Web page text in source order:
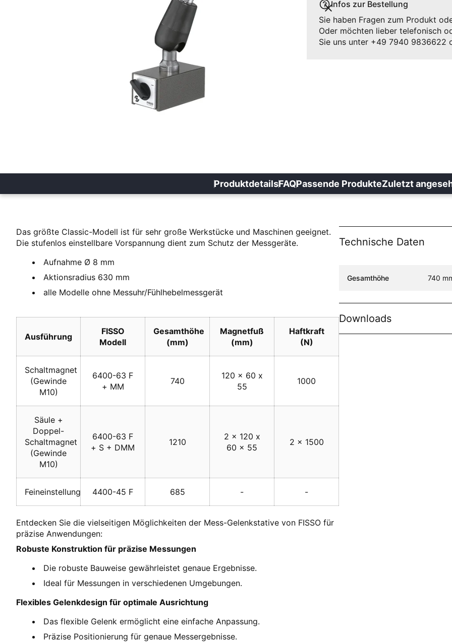
Infos zur Bestellung
Sie haben Fragen zum Produkt
Oder möchten lieber telefonisch
Sie uns unter +49 7940 9836622
ProduktdetailsFAQPassende ProdukteZuletzt
Das größte Classic-Modell ist für sehr große Werkstücke und Maschinen geeignet.
Die stufenlos einstellbare Vorspannung dient zum Schutz der Messgeräte.
Aufnahme Ø 8 mm
Aktionsradius 630 mm
alle Modelle ohne Messuhr/Fühlhebelmessgerät
Ausführung
FISSO
Modell
Gesamthöhe
(mm)
Magnetfuß
(mm)
Haftkraft
(N)
Schaltmagnet
(Gewinde
M10)
6400-63 F
+ MM
740
120 x 60 x
55
1000
Säule +
Doppel-
Schaltmagnet
(Gewinde
M10)
6400-63 F
+ S + DMM
1210
2 x 120 x
60 x 55
2 x 1500
Feineinstellung 4400-45 F 685 - -
Entdecken Sie die vielseitigen Möglichkeiten der Mess-Gelenkstative von FISSO für
präzise Anwendungen:
Robuste Konstruktion für präzise Messungen
Die robuste Bauweise gewährleistet genaue Ergebnisse.
Ideal für Messungen in verschiedenen Umgebungen.
Flexibles Gelenkdesign für optimale Ausrichtung
Das flexible Gelenk ermöglicht eine einfache Anpassung.
Präzise Positionierung für genaue Messergebnisse.
Technische Daten
Spezifikation Name
Gesamthöhe 740
Downloads